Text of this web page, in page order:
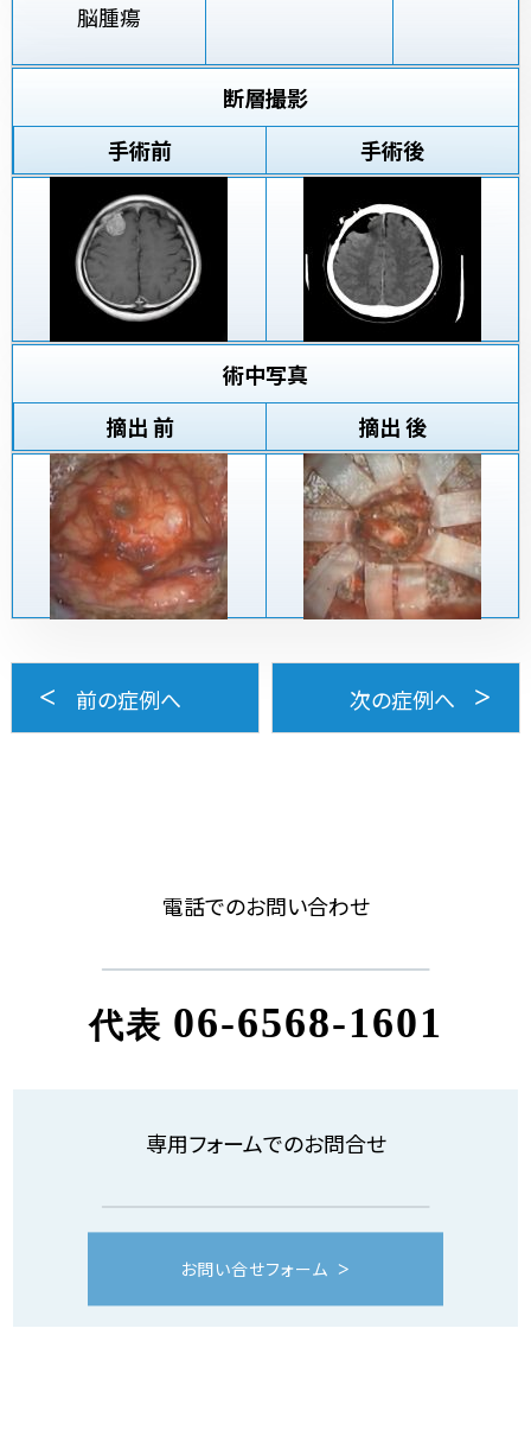
脳腫瘍
断層撮影
手術前
手術後
術中写真
摘出 前
摘出 後
前の症例へ 次の症例へ
電話でのお問い合わせ
代表 06-6568-1601
専用フォームでのお問合せ
お問い合せフォーム